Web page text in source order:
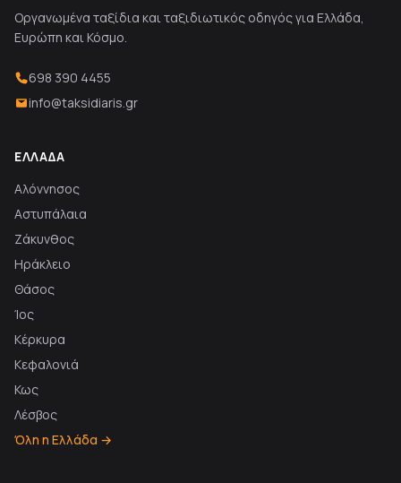
Οργανωμένα ταξίδια και ταξιδιωτικός οδηγός για Ελλάδα,
Ευρώπη και Κόσμο.
698 390 4455
info@taksidiaris.gr
ΕΛΛΆΔΑ
Αλόννησος
Αστυπάλαια
Ζάκυνθος
Ηράκλειο
Θάσος
Ίος
Κέρκυρα
Κεφαλονιά
Κως
Λέσβος
Όλη η Ελλάδα →